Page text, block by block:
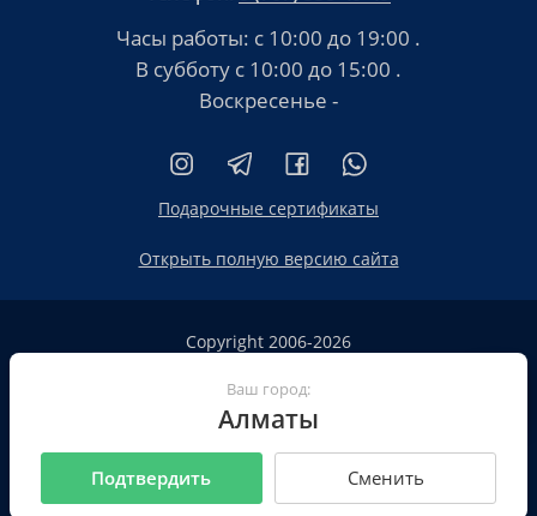
Часы работы: с 10:00 до 19:00 .
В субботу с 10:00 до 15:00 .
Воскресенье -
Подарочные сертификаты
Открыть полную версию сайта
Copyright 2006-2026
Сайт не является публичной офертой
Пользовательское соглашение
Политика конфиденциальности
Ваш город:
Алматы
Подтвердить Сменить